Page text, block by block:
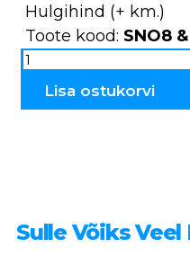
Hulgihind (+ km.)
Toote kood: SNO8
Lumekuul
Raekoda
väike
SNO8
&
Lisa ostukorvi
Sulle Võiks